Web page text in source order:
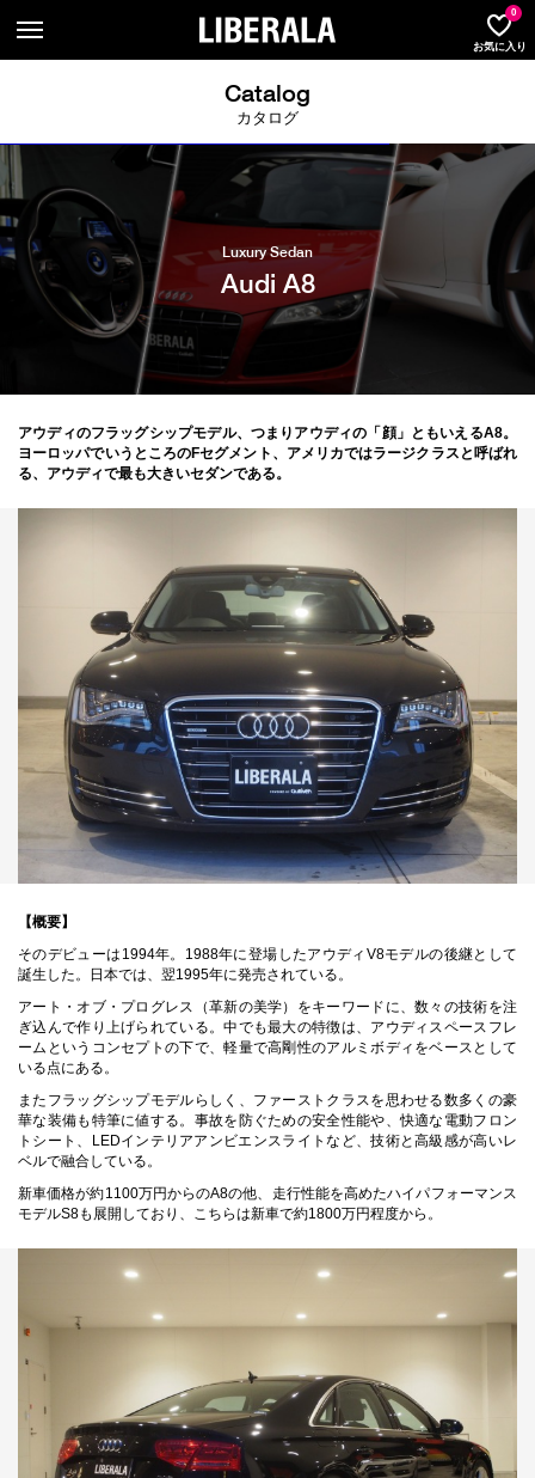
お気に入り
0
Catalog
カタログ
Luxury Sedan
Audi A8
アウディのフラッグシップモデル、つまりアウディの「顔」ともいえるA8。
ヨーロッパでいうところのFセグメント、アメリカではラージクラスと呼ばれ
る、アウディで最も大きいセダンである。
【概要】
そのデビューは1994年。1988年に登場したアウディV8モデルの後継として
誕生した。日本では、翌1995年に発売されている。
アート・オブ・プログレス（革新の美学）をキーワードに、数々の技術を注
ぎ込んで作り上げられている。中でも最大の特徴は、アウディスペースフレ
ームというコンセプトの下で、軽量で高剛性のアルミボディをベースとして
いる点にある。
またフラッグシップモデルらしく、ファーストクラスを思わせる数多くの豪
華な装備も特筆に値する。事故を防ぐための安全性能や、快適な電動フロン
トシート、LEDインテリアアンビエンスライトなど、技術と高級感が高いレ
ベルで融合している。
新車価格が約1100万円からのA8の他、走行性能を高めたハイパフォーマンス
モデルS8も展開しており、こちらは新車で約1800万円程度から。